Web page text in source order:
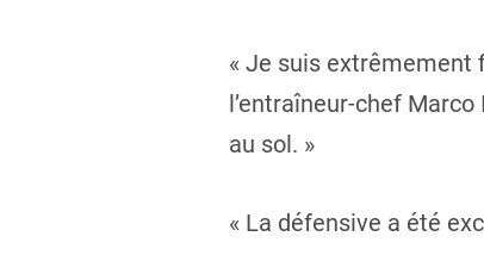
« Je suis extrêmement
l’entraîneur-chef
au sol. »
« La défensive a été